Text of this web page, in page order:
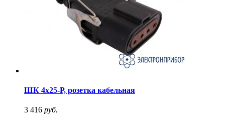
ШК 4х25-Р, розетка кабельная
3 416 руб.